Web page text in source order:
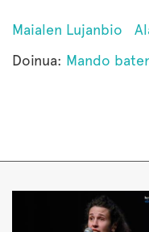
Maialen Lujanbio
Doinua: Mando